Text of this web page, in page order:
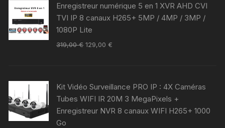
Enregistreur numérique 5 en 1 XVR AHD CVI
TVI IP 8 canaux H265+ 5MP / 4MP / 3MP /
1080P Lite
319,00€ 129,00 €
Kit Vidéo Surveillance PRO IP : 4X Caméras
Tubes WIFI IR 20M 3 MegaPixels +
Enregistreur NVR 8 canaux WIFI H265+ 1000
Go